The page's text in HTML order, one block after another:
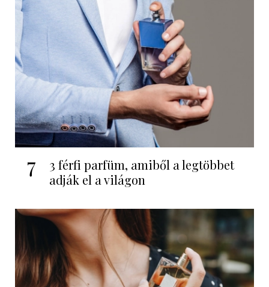
7
3 férfi parfüm, amiből a legtöbbet
adják el a világon